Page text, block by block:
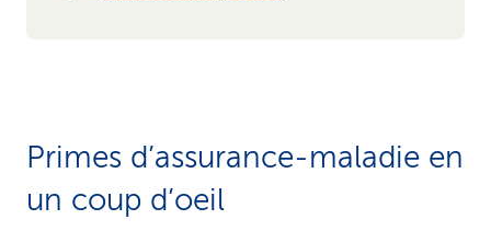
Primes d’assurance-maladie en
un coup d’oeil